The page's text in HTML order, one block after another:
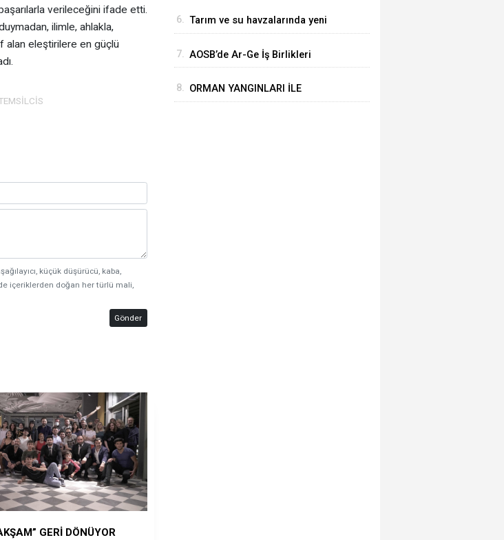
verileceğini ifade etti.
ilimle, ahlakla,
alan eleştirilere en güçlü
küçük düşürücü, kaba,
içeriklerden doğan her türlü mali,
Gönder
GERİ DÖNÜYOR
ETTİ
6. Tarım ve su havzalarında yeni
değişiklikleri 'Resmi'leşti
7. AOSB’de Ar-Ge İş Birlikleri
8. ORMAN YANGINLARI İLE